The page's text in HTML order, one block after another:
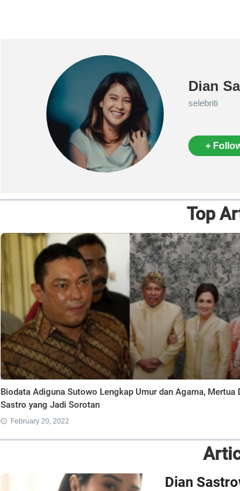
Dian
selebriti
+
Top
Biodata Adiguna Sutowo Lengkap Umur dan Agama, Mertua
Sastro yang Jadi Sorotan
February 20, 2022
Dian